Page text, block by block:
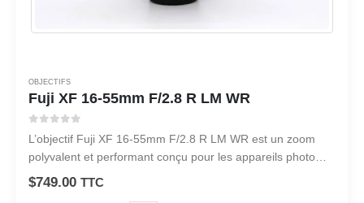
OBJECTIFS
Fuji XF 16-55mm F/2.8 R LM WR
L’objectif Fuji XF 16-55mm F/2.8 R LM WR est un zoom
polyvalent et performant conçu pour les appareils photo
hybrides de la série X de Fujifilm.
$749.00 TTC